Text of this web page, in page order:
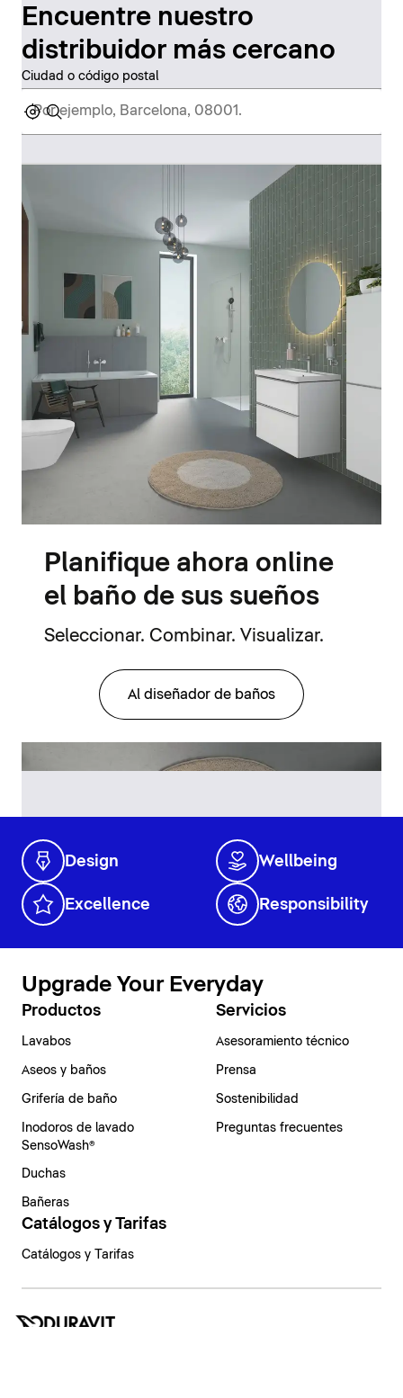
Encuentre nuestro
distribuidor más cercano
Ciudad o código postal
Planifique ahora online
el baño de sus sueños
Seleccionar. Combinar. Visualizar.
Al diseñador de baños
Design Wellbeing
Excellence Responsibility
Upgrade Your Everyday
Productos
Lavabos
Aseos y baños
Grifería de baño
Inodoros de lavado
SensoWash®
Duchas
Bañeras
Servicios
Asesoramiento técnico
Prensa
Sostenibilidad
Preguntas frecuentes
Catálogos y Tarifas
Catálogos y Tarifas